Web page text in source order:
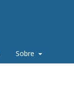
Sobre